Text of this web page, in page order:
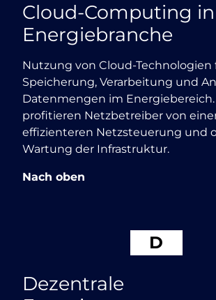
Cloud-Computing
Energiebranche
Nutzung von Cloud-Technologien
Speicherung, Verarbeitung und
Datenmengen im
profitieren Netzbetreiber von
effizienteren Netzsteuerung und
Wartung der Infrastruktur.
Nach oben
D
Dezentrale